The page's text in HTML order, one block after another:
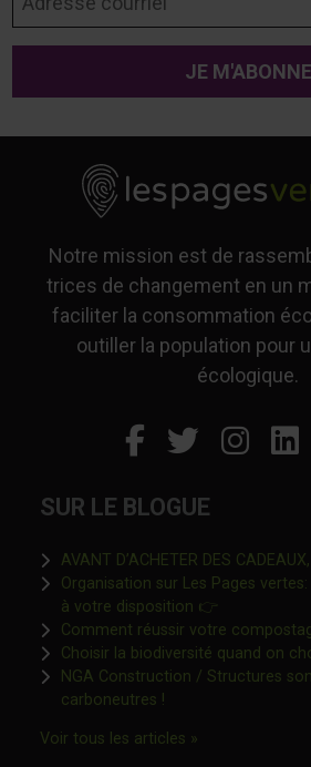
Notre mission est de
trices de changement en un
faciliter la consommation
outiller la population pour
écologique.
Facebook
Ce lienTwitter
CeCe
SUR LE BLOGUE
AVANT D’ACHETER DES
Organisation sur Les Pages
à votre disposition 👉Ce lien
Comment réussir votre
Choisir la biodiversité quand on
NGA Construction / Structures
carboneutres !Ce lien s'ouvrira
Voir tous les articles »Ce lien